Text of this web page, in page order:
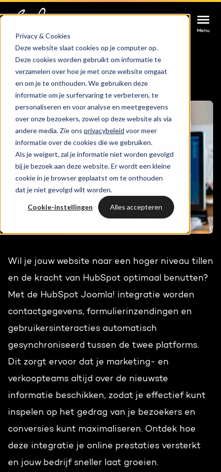
Privacy & Cookies
Deze website slaat cookies op je computer op.
Deze cookies worden gebruikt om informatie te
verzamelen over hoe je met onze website omgaat
en om je te onthouden. We gebruiken deze
informatie om je surfervaring te verbeteren, te
personaliseren en voor analyse en meetgegevens
over onze bezoekers, zowel op deze website als via
andere media. Zie ons privacybeleid voor meer
informatie over de cookies die we gebruiken.
Als je weigert, zal je informatie niet worden gevolgd
bij je bezoek aan deze website. Er wordt een kleine
cookie in je browser geplaatst om te onthouden
dat je niet gevolgd wilt worden.
Cookie-instellingen Alles accepteren
Menu
Menu
Services
HUBSPOT SERVICES
HubSpot implementatie
HubSpot automations
HubSpot integraties
HubSpot trainingen
GROWTH SERVICES
Groeistrategie
Digital marketing
Content & design
Cases
Branches
Bright
WELKOM BIJ BRIGHT
Contact
Awards
Inspiratie
LAAT JE INSPIREREN
HubSpot video's
HubSpot
PORTAL REVIEW
Menu
Could not loads results. Please refresh the
HubSpot Joomla!
Integratie
Wil je jouw website naar een hoger niveau tillen
en de kracht van HubSpot optimaal benutten?
Met de HubSpot Joomla! integratie worden
contactgegevens, formulierinzendingen en
gebruikersinteracties automatisch
gesynchroniseerd tussen de twee platforms.
Dit zorgt ervoor dat je marketing- en
verkoopteams altijd over de nieuwste
informatie beschikken, zodat je effectief kunt
inspelen op het gedrag van je bezoekers en
conversies kunt maximaliseren. Ontdek hoe
deze integratie je online prestaties versterkt
en jouw bedrijf sneller laat groeien.